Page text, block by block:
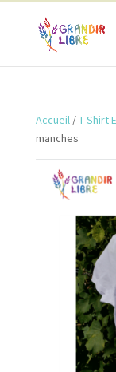
Accueil/T-Shirt
manches